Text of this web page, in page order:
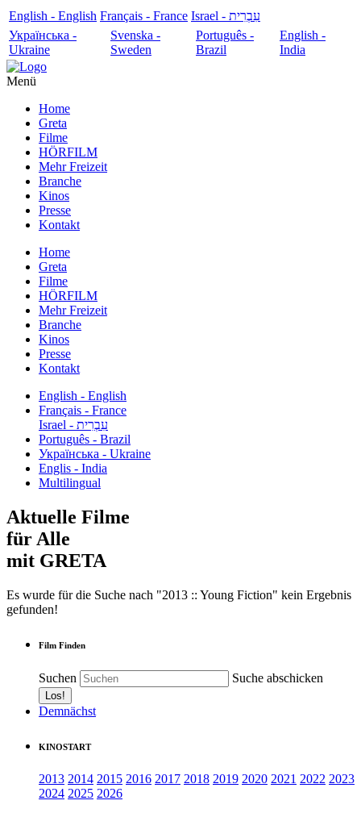
English - English Français - France
עִבְרִית - Israel
Українська -
Ukraine
Svenska -
Sweden
Português -
Brazil
English -
India
Menü
Home
Greta
Filme
HÖRFILM
Mehr Freizeit
Branche
Kinos
Presse
Kontakt
Home
Greta
Filme
HÖRFILM
Mehr Freizeit
Branche
Kinos
Presse
Kontakt
English - English
Français - France
עִבְרִית - Israel
Português - Brazil
Українська - Ukraine
Englis - India
Multilingual
Aktuelle Filme
für Alle
mit GRETA
Es wurde für die Suche nach "2013 :: Young Fiction" kein Ergebnis
gefunden!
Film Finden
Suchen Suche abschicken
Demnächst
KINOSTART
2013 2014 2015 2016 2017 2018 2019 2020 2021 2022 2023
2024 2025 2026